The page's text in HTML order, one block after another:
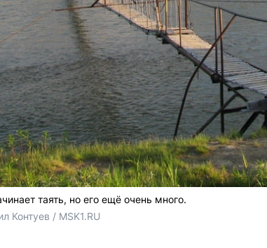
таять, но его ещё очень много.
Контуев / MSK1.RU